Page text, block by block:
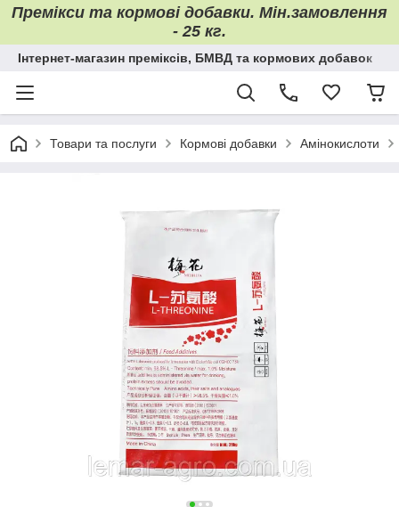
Премікси та кормові добавки. Мін.замовлення
- 25 кг.
Інтернет-магазин преміксів, БМВД та кормових добавок
Товари та послуги Кормові добавки Амінокислоти